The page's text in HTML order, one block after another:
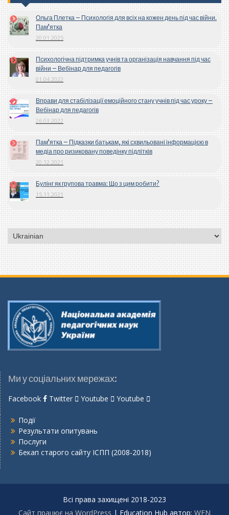
Ольга Плетка – Психологія для всіх на кожен день під час війни.
Пам’ятка
20.01.2025
Психологічна підтримка учнів та організація навчання під час
війни – Вебінар для педагогів
01.04.2022
Вправи для стабілізації емоційного стану учнів під час уроку –
Вебінар для педагогів
26.03.2022
Пам’ятка – Підказки батькам, які схвильовані інформацією в
медіа про ризиковану поведінку підлітків
20.12.2021
Булінг як групова травма: Що з цим робити?
15.11.2021
Вибрати
мову
Ми у соціальних мережах:
Facebook Twitter Youtube Youtube
Події
Результати опитувань
Послуги
Бекап старого сайту ІСПП (2008-2018)
Всі права захищені 2018-2023
Сайт працює на WordPress | Education Hub автор: WEN